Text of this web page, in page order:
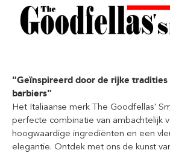
"Geïnspireerd door de rijke tradities
barbiers"
Het Italiaanse merk The Goodfellas'
perfecte combinatie van ambachtelijk
hoogwaardige ingrediënten en een
elegantie. Ontdek met ons de kunst